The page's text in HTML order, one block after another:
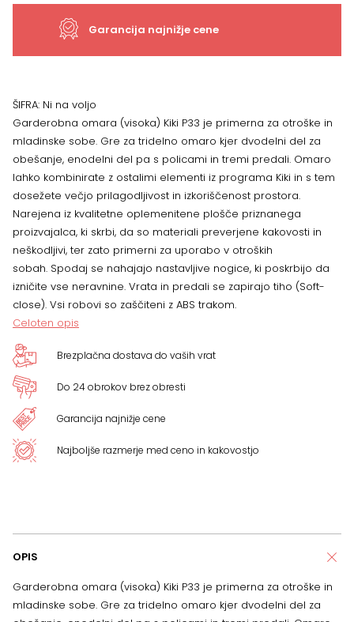
x
x
236
cm,
VEČ
BARV
količina
Garancija najnižje cene
ŠIFRA: Ni na voljo
Garderobna omara (visoka) Kiki P33 je primerna za otroške in
mladinske sobe. Gre za tridelno omaro kjer dvodelni del za
obešanje, enodelni del pa s policami in tremi predali. Omaro
lahko kombinirate z ostalimi elementi iz programa Kiki in s tem
dosežete večjo prilagodljivost in izkoriščenost prostora.
Narejena iz kvalitetne oplemenitene plošče priznanega
proizvajalca, ki skrbi, da so materiali preverjene kakovosti in
neškodljivi, ter zato primerni za uporabo v otroških
sobah. Spodaj se nahajajo nastavljive nogice, ki poskrbijo da
izničite vse neravnine. Vrata in predali se zapirajo tiho (Soft-
close). Vsi robovi so zaščiteni z ABS trakom.
Celoten opis
Brezplačna dostava do vaših vrat
Do 24 obrokov brez obresti
Garancija najnižje cene
Najboljše razmerje med ceno in kakovostjo
OPIS
Garderobna omara (visoka) Kiki P33 je primerna za otroške in
mladinske sobe. Gre za tridelno omaro kjer dvodelni del za